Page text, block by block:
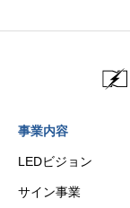
事業内容
LEDビジョン
サイン事業